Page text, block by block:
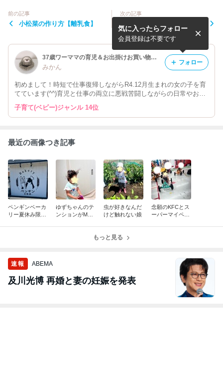
前の記事
小松菜の作り方【離乳食】
次の記事
《9m23d》ちょっと目を離
した隙に
37歳ワーママの育児＆お出掛けお買い物ブログ
みかん
初めまして！時短で仕事復帰しながらR4.12月生まれの女の子を育
てています(^^)育児と仕事の両立に悪戦苦闘しながらの日常やお出
掛け記録やお買い物記録を公開してます！気軽にフォローいいね、
コメントお待ちしてます⭐︎
気に入ったらフォロー
会員登録は不要です
フォロー
子育て(ベビー)ジャンル 14位
最近の画像つき記事
ペンギンベーカ
リー夏休み限定
ゆずちゃんのテ
ンションがMAX
虫が好きなんだ
けど触れない娘
念願のKFCとス
ーパーマイペー
もっと見る
速報 ABEMA
及川光博 再婚と妻の妊娠を発表